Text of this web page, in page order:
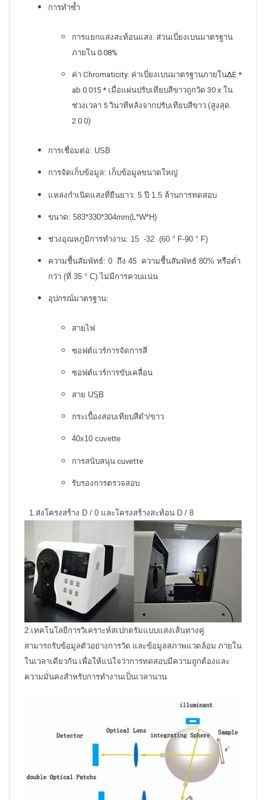
การทำซ้ำ
การแยกแสงสะท้อนแสง: ส่วนเบี่ยงเบนมาตรฐาน
ภายใน 0.08%
ค่า Chromaticity: ค่าเบี่ยงเบนมาตรฐานภายในΔE *
ab 0.015 * เมื่อแผ่นปรับเทียบสีขาวถูกวัด 30 x ใน
ช่วงเวลา 5 วินาทีหลังจากปรับเทียบสีขาว (สูงสุด
2.0.0)
การเชื่อมต่อ: USB
การจัดเก็บข้อมูล: เก็บข้อมูลขนาดใหญ่
แหล่งกำเนิดแสงที่ยืนยาว: 5 ปี 1.5 ล้านการทดสอบ
ขนาด: 583*330*304mm(L*W*H)
ช่วงอุณหภูมิการทำงาน: 15 -32 (60 ° F-90 ° F)
ความชื้นสัมพัทธ์: 0 ถึง 45 ความชื้นสัมพัทธ์ 80% หรือต่ำ
กว่า (ที่ 35 ° C) ไม่มีการควบแน่น
อุปกรณ์มาตรฐาน:
สายไฟ
ซอฟต์แวร์การจัดการสี
ซอฟต์แวร์การขับเคลื่อน
สาย USฺB
กระเบื้องสอบเทียบสีดำ/ขาว
40x10 cuvette
การสนับสนุน cuvette
รับรองการตรวจสอบ
1.ส่งโครงสร้าง D / 0 และโครงสร้างสะท้อน D / 8
2.เทคโนโลยีการวิเคราะห์สเปกตรัมแบบแสงเส้นทางคู่
สามารถรับข้อมูลตัวอย่างการวัด และข้อมูลสภาพแวดล้อม ภายใน
ในเวลาเดียวกัน เพื่อให้แน่ใจว่าการทดสอบมีความถูกต้องและ
ความมั่นคงสำหรับการทำงานเป็นเวลานาน